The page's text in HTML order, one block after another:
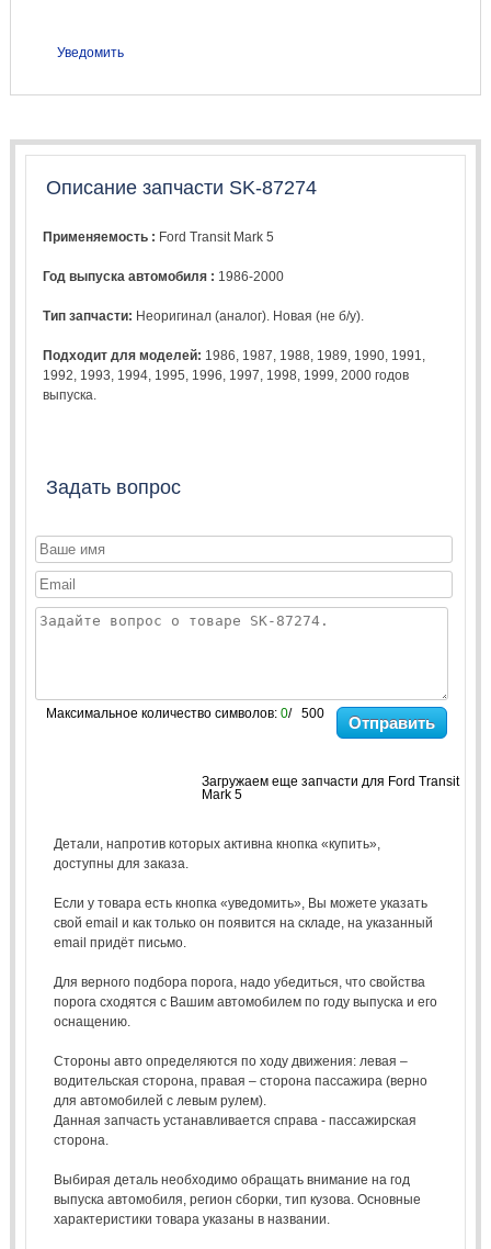
Уведомить
Описание запчасти SK-87274
Применяемость : Ford Transit Mark 5
Год выпуска автомобиля : 1986-2000
Тип запчасти: Неоригинал (аналог). Новая (не б/у).
Подходит для моделей: 1986 1987 1988 1989 1990 1991
1992 1993 1994 1995 1996 1997 1998 1999 ,2000 годов
выпуска.
Задать вопрос
Максимальное количество символов: 0/ 500 Отправить
Загружаем еще запчасти для Ford Transit
Mark 5
Детали, напротив которых активна кнопка «купить»,
доступны для заказа.
Если у товара есть кнопка «уведомить», Вы можете указать
свой email и как только он появится на складе, на указанный
email придёт письмо.
Для верного подбора порога, надо убедиться, что свойства
порога сходятся с Вашим автомобилем по году выпуска и его
оснащению.
Стороны авто определяются по ходу движения: левая –
водительская сторона, правая – сторона пассажира (верно
для автомобилей с левым рулем).
Данная запчасть устанавливается справа - пассажирская
сторона.
Выбирая деталь необходимо обращать внимание на год
выпуска автомобиля, регион сборки, тип кузова. Основные
характеристики товара указаны в названии.